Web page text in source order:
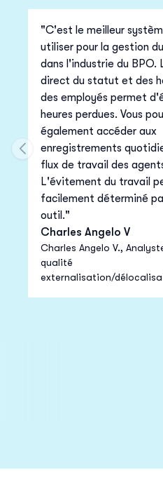
"C'est le meilleur
utiliser pour la gestion
dans l'industrie du BPO.
direct du statut et des
des employés permet
heures perdues. Vous
également accéder aux
enregistrements
flux de travail des
L'évitement du travail
facilement déterminé
outil."
Charles Angelo V
Charles Angelo V.,
qualité
externalisation/
Passer à la diapositive